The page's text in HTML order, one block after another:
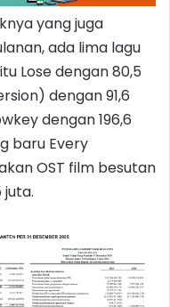
yang juga
ada lima lagu
Lose dengan 80,5
dengan 91,6
dengan 196,6
baru Every
OST film besutan
juta.